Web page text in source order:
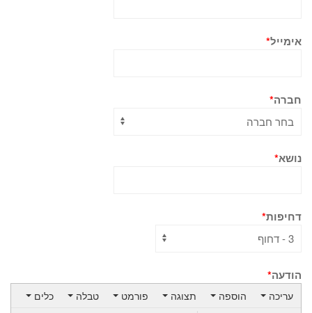
אימייל*
חברה*
נושא*
דחיפות*
הודעה*
עריכה הוספה תצוגה פורמט טבלה כלים